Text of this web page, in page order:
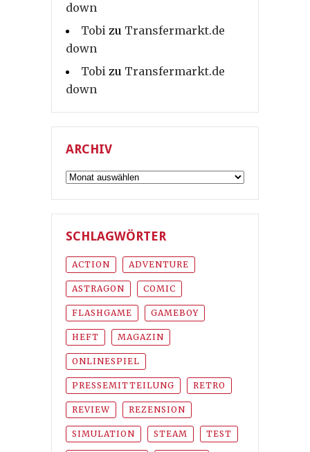
down
Tobi zu Transfermarkt.de
down
Tobi zu Transfermarkt.de
down
ARCHIV
Archiv
SCHLAGWÖRTER
ACTION ADVENTURE
ASTRAGON COMIC
FLASHGAME GAMEBOY
HEFT MAGAZIN
ONLINESPIEL
PRESSEMITTEILUNG RETRO
REVIEW REZENSION
SIMULATION STEAM TEST